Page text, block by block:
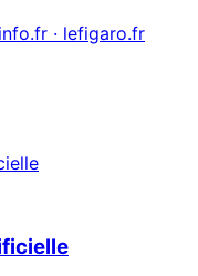
· lefigaro.fr